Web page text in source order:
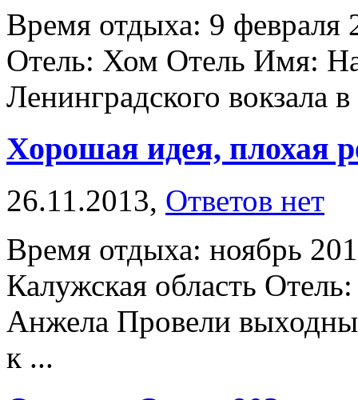
Время отдыха: 9 февраля
Отель: Хом Отель Имя:
Ленинградского вокзала
Хорошая идея, плохая
26.11.2013, Ответов нет
Время отдыха: ноябрь
Калужская область
Анжела Провели
к ...